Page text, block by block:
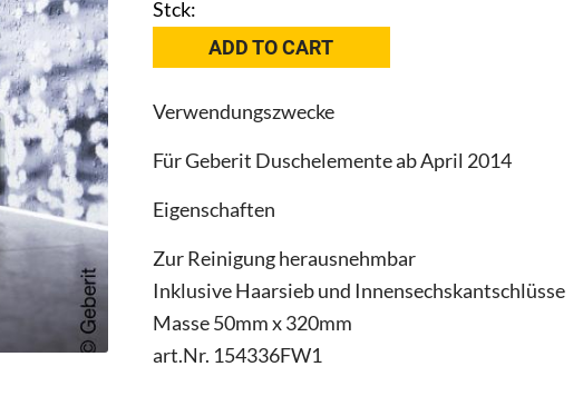
Fertigbauset
Wandablauf
edelstahl
quantity
ADD TO CART
Verwendungszwecke
Für Geberit Duschelemente ab April 2014
Eigenschaften
Zur Reinigung herausnehmbar
Inklusive Haarsieb und Innensechskantschlüsse
Masse 50mm x 320mm
art.Nr. 154336FW1